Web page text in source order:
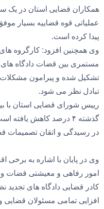
همکاران قضایی استان در یک
عملیاتی قوه قضاییه بسیار
پیدا کرده است.
وی همچنین افزود: کارگروه
مستمری بین قضات دادگاه های
تشکیل شده و پیرامون
تبادل نظر می شود.
رییس شورای قضایی استان با
گذشته ۴ درصد کاهش
در رسیدگی و اتقان تصمیمات
وی در پایان با اشاره به برخی
امور رفاهی و معیشتی قضات و
کادر قضایی دادگاه های
افزایی تمامی مسئولان